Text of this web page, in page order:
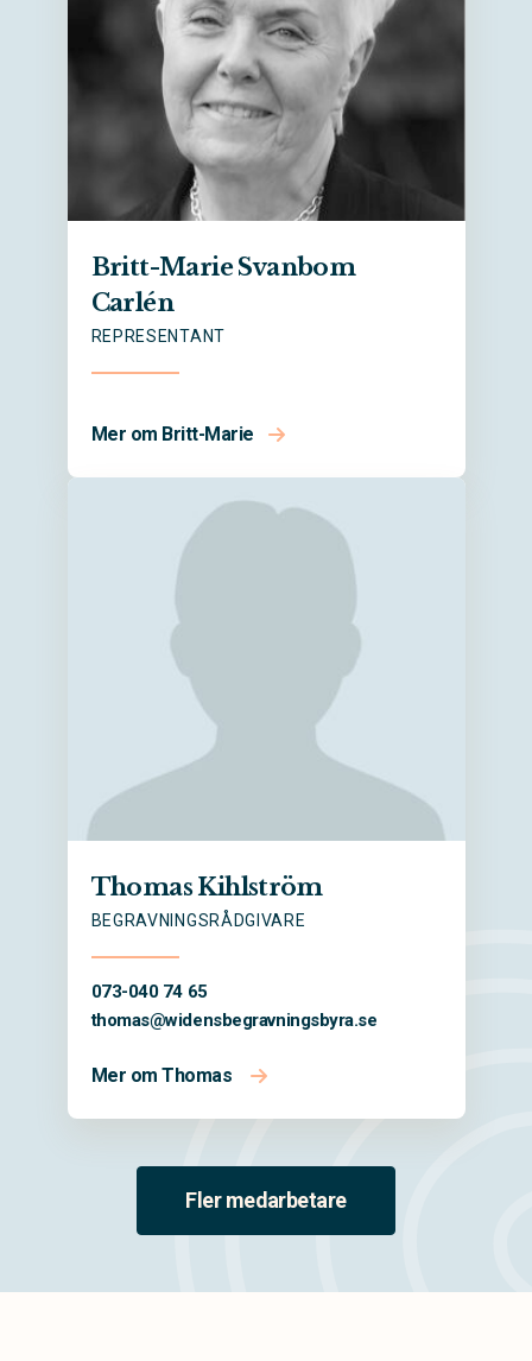
Britt-Marie Svanbom
Carlén
REPRESENTANT
Mer om Britt-Marie
Thomas Kihlström
BEGRAVNINGSRÅDGIVARE
073-040 74 65
thomas@widensbegravningsbyra.se
Mer om Thomas
Fler medarbetare